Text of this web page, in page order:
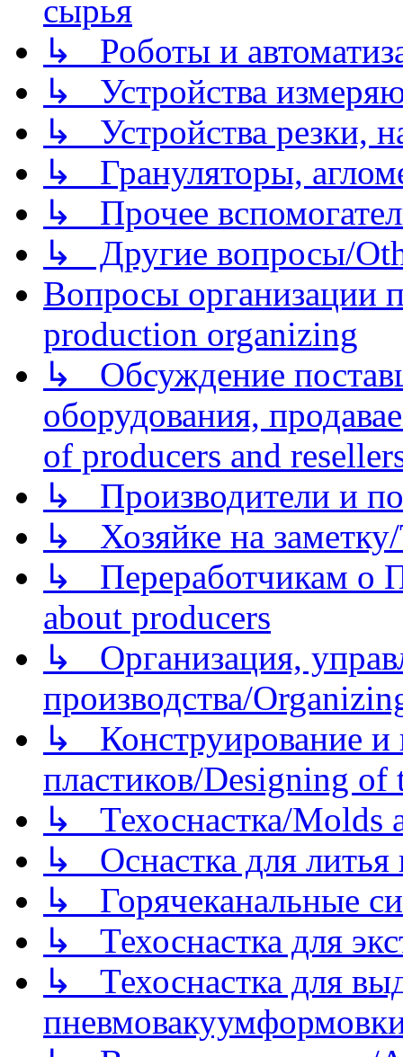
сырья
↳ Роботы и
↳ Устройства
↳ Устройства резки,
↳ Грануляторы,
↳ Прочее
↳ Другие вопросы/
Вопросы организации
production organizing
↳ Обсуждение
оборудования,
of producers and
↳ Производители и
↳ Хозяйке на
↳ Переработчикам о
about producers
↳ Организация,
производства/
↳ Конструирование и
пластиков/Designing of
↳ Техоснастка/Molds
↳ Оснастка для литья
↳ Горячеканальные
↳ Техоснастка для
↳ Техоснастка для